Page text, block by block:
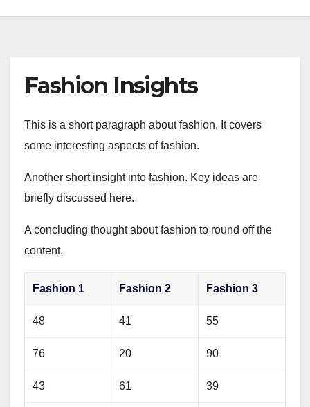
Fashion Insights
This is a short paragraph about fashion. It covers
some interesting aspects of fashion.
Another short insight into fashion. Key ideas are
briefly discussed here.
A concluding thought about fashion to round off the
content.
Fashion 1 Fashion 2 Fashion 3
48 41 55
76 20 90
43 61 39